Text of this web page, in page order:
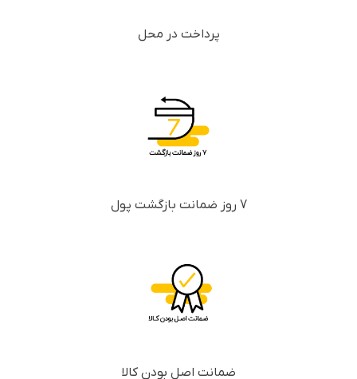
پرداخت در محل
7 روز ضمانت بازگشت پول
ضمانت اصل بودن کالا